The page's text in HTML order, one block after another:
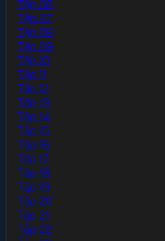
Tập 06
Tập 07
Tập 08
Tập 09
Tập 10
Tập 11
Tập 12
Tập 13
Tập 14
Tập 15
Tập 16
Tập 17
Tập 18
Tập 19
Tập 20
Tập 21
Tập 22